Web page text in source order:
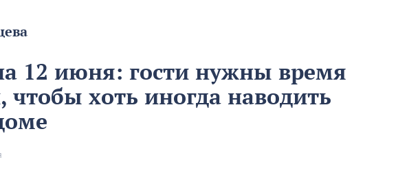
12 июня: гости нужны время
чтобы хоть иногда наводить